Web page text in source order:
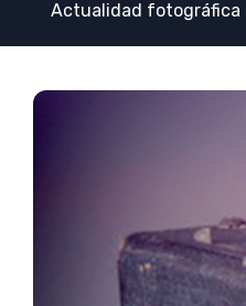
Actualidad fotográfica